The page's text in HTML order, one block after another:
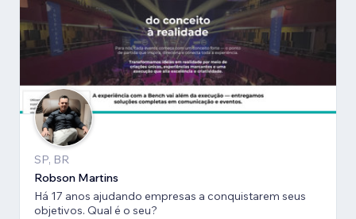
SP, BR
Robson Martins
Há 17 anos ajudando empresas a conquistarem seus
objetivos. Qual é o seu?